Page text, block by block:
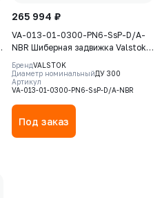
265 994 ₽
VA-013-01-0300-PN6-SsP-D/A-
NBR Шиберная задвижка Valstok,
серия VА, DN 0300, PN=6 Бар,
пневмопривод двойного действия,
корпус GJS-400-15 (GGG40), нож
AISI304, седловое уплотнение
NBR
БрендVALSTOK
Диаметр номинальныйДУ 300
Артикул
VA-013-01-0300-PN6-SsP-D/A-NBR
Под заказ